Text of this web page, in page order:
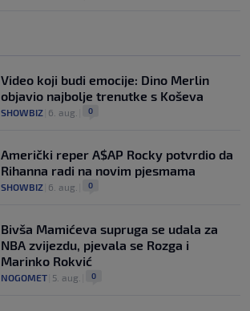
Video koji budi emocije: Dino Merlin
objavio najbolje trenutke s Koševa
SHOWBIZ 6. aug. 0
Američki reper A$AP Rocky potvrdio da
Rihanna radi na novim pjesmama
SHOWBIZ 6. aug. 0
Bivša Mamićeva supruga se udala za
NBA zvijezdu, pjevala se Rozga i
Marinko Rokvić
NOGOMET 5. aug. 0